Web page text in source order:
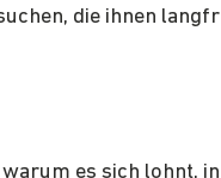
die ihnen
es sich lohnt,